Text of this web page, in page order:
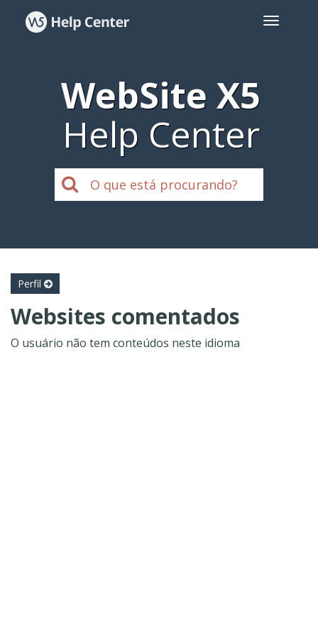
WebSite X5
Help Center
Perfil
Websites comentados
O usuário não tem conteúdos neste idioma